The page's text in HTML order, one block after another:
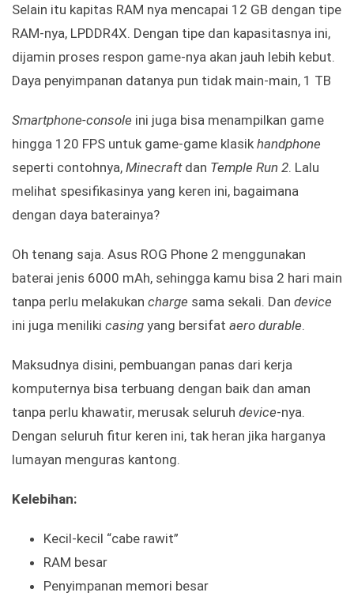
Selain itu kapitas RAM nya mencapai 12 GB dengan tipe
RAM-nya, LPDDR4X. Dengan tipe dan kapasitasnya ini,
dijamin proses respon game-nya akan jauh lebih kebut.
Daya penyimpanan datanya pun tidak main-main, 1 TB
Smartphone-console ini juga bisa menampilkan game
hingga 120 FPS untuk game-game klasik handphone
seperti contohnya, Minecraft dan Temple Run 2. Lalu
melihat spesifikasinya yang keren ini, bagaimana
dengan daya baterainya?
Oh tenang saja. Asus ROG Phone 2 menggunakan
baterai jenis 6000 mAh, sehingga kamu bisa 2 hari main
tanpa perlu melakukan charge sama sekali. Dan device
ini juga meniliki casing yang bersifat aero durable.
Maksudnya disini, pembuangan panas dari kerja
komputernya bisa terbuang dengan baik dan aman
tanpa perlu khawatir, merusak seluruh device-nya.
Dengan seluruh fitur keren ini, tak heran jika harganya
lumayan menguras kantong.
Kelebihan:
Kecil-kecil “cabe rawit”
RAM besar
Penyimpanan memori besar